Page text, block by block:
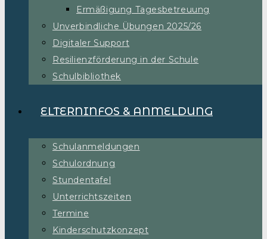
Ermäßigung Tagesbetreuung
Unverbindliche Übungen 2025/26
Digitaler Support
Resilienzförderung in der Schule
Schulbibliothek
ELTERNINFOS & ANMELDUNG
Schulanmeldungen
Schulordnung
Stundentafel
Unterrichtszeiten
Termine
Kinderschutzkonzept